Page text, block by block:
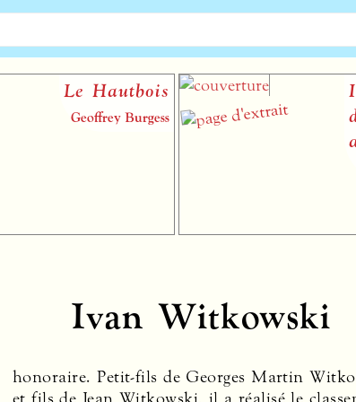
Le Hautbois
Geoffrey Burgess
Ivan Witkowski